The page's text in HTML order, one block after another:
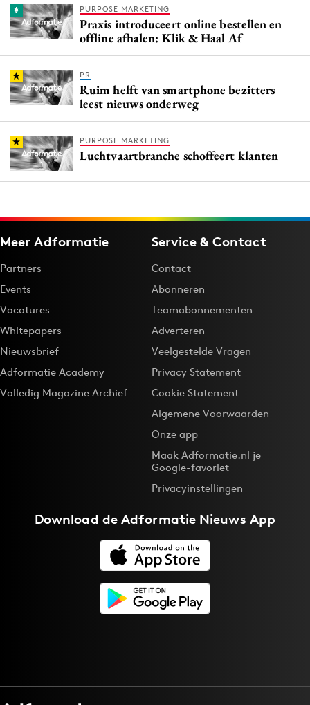
PURPOSE MARKETING
Praxis introduceert online bestellen en
offline afhalen: Klik & Haal Af
PR
Ruim helft van smartphone bezitters
leest nieuws onderweg
PURPOSE MARKETING
Luchtvaartbranche schoffeert klanten
Meer Adformatie
Partners
Events
Vacatures
Whitepapers
Nieuwsbrief
Adformatie Academy
Volledig Magazine Archief
Service & Contact
Contact
Abonneren
Teamabonnementen
Adverteren
Veelgestelde Vragen
Privacy Statement
Cookie Statement
Algemene Voorwaarden
Onze app
Maak Adformatie.nl je
Google-favoriet
Privacyinstellingen
Download deAdformatie Nieuws App